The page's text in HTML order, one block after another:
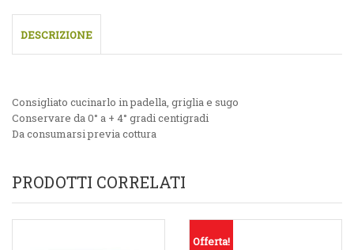
DESCRIZIONE
Consigliato cucinarlo in padella, griglia e sugo
Conservare da 0° a + 4° gradi centigradi
Da consumarsi previa cottura
PRODOTTI CORRELATI
Offerta!